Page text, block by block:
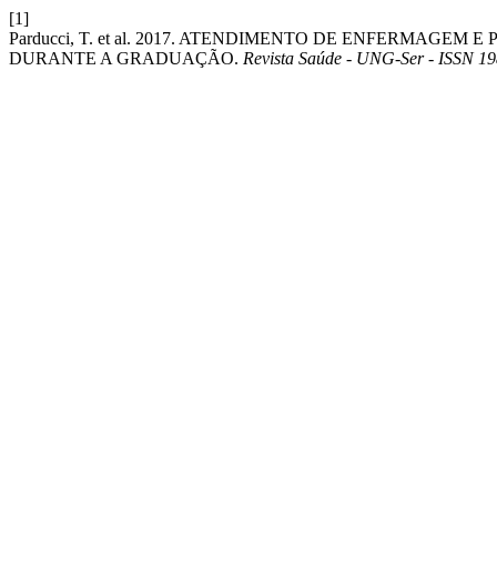
[1]
Parducci, T. et al. 2017. ATENDIMENTO DE ENFERMAGEM
DURANTE A GRADUAÇÃO. Revista Saúde - UNG-Ser - ISSN